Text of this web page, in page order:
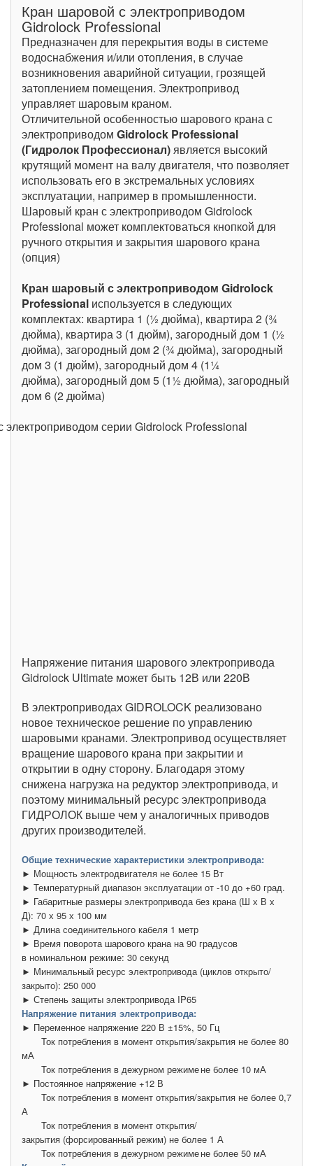
Кран шаровой с электроприводом
Gidrolock Professional
Предназначен для перекрытия воды в системе
водоснабжения и/или отопления, в случае
возникновения аварийной ситуации, грозящей
затоплением помещения. Электропривод
управляет шаровым краном.
Отличительной особенностью шарового крана с
электроприводом Gidrolock Professional
(Гидролок Профессионал)является высокий
крутящий момент на валу двигателя, что позволяет
использовать его в экстремальных условиях
эксплуатации, например в промышленности.
Шаровый кран с электроприводом Gidrolock
Professional может комплектоваться кнопкой для
ручного открытия и закрытия шарового крана
(опция)
Кран шаровый с электроприводом Gidrolock
Professional используется в следующих
комплектах: квартира 1 (½ дюйма), квартира 2 (¾
дюйма), квартира 3 (1 дюйм), загородный дом 1 (½
дюйма), загородный дом 2 (¾ дюйма), загородный
дом 3 (1 дюйм), загородный дом 4 (1¼
дюйма), загородный дом 5 (1½ дюйма), загородный
дом 6 (2 дюйма)
Напряжение питания шарового электропривода
Gidrolock Ultimate может быть 12В или 220В
В электроприводах GIDROLOCK реализовано
новое техническое решение по управлению
шаровыми кранами. Электропривод осуществляет
вращение шарового крана при закрытии и
открытии в одну сторону. Благодаря этому
снижена нагрузка на редуктор электропривода, и
поэтому минимальный ресурс электропривода
ГИДРОЛОК выше чем у аналогичных приводов
других производителей.
Общие технические характеристики электропривода:
► Мощность электродвигателя не более 15 Вт
► Температурный диапазон эксплуатации от -10 до +60 град.
► Габаритные размеры электропривода без крана (Ш х В х
Д): 70 х 95 х 100 мм
► Длина соединительного кабеля 1 метр
► Время поворота шарового крана на 90 градусов
в номинальном режиме: 30 секунд
► Минимальный ресурс электропривода (циклов открыто/
закрыто): 250 000
► Степень защиты электропривода IP65
Напряжение питания электропривода:
► Переменное напряжение 220 В ±15%, 50 Гц
Ток потребления в момент открытия/закрытия не более 80
мА
Ток потребления в дежурном режимене более 10 мА
► Постоянное напряжение +12 В
Ток потребления в момент открытия/закрытия не более 0,7
А
Ток потребления в момент открытия/
закрытия (форсированный режим) не более 1 А
Ток потребления в дежурном режимене более 50 мА